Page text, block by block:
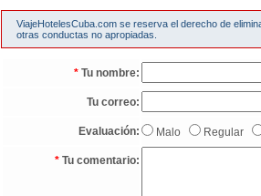
ViajeHotelesCuba.com se reserva el derecho de
otras conductas no apropiadas.
* Tu nombre:
Tu correo:
Evaluación: Malo Regular
* Tu comentario: